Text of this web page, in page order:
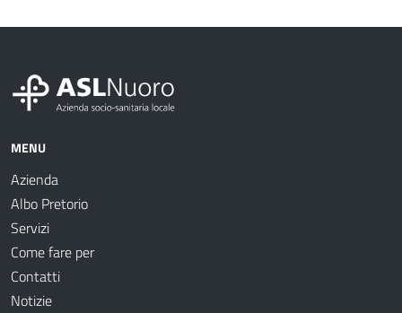
MENU
Azienda
Albo Pretorio
Servizi
Come fare per
Contatti
Notizie